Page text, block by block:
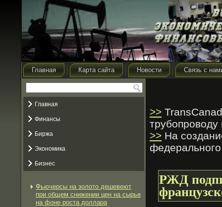
Главная Карта сайта Новости Связь с
Главная
Финансы
Биржа
Экономика
Бизнес
Фьючерсы на золото дешевеют
при общем снижении цен на сырье
на фоне роста доллара
>>
>> На
РЖД